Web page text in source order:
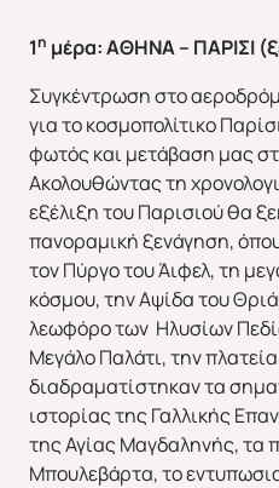
1η μέρα: ΑΘΗΝΑ – ΠΑΡΙΣΙ
Συγκέντρωση στο
για το κοσμοπολίτικο
φωτός και μετάβαση μας
Ακολουθώντας τη
εξέλιξη του Παρισιού θα
πανοραμική ξενάγηση,
τον Πύργο του Άιφελ, τη
κόσμου, την Αψίδα του
λεωφόρο των Ηλυσίων
Μεγάλο Παλάτι, την
διαδραματίστηκαν τα
ιστορίας της Γαλλικής
της Αγίας Μαγδαληνής, τα
Μπουλεβάρτα, το